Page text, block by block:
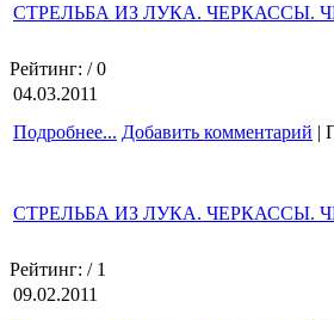
СТРЕЛЬБА ИЗ ЛУКА.
Рейтинг: / 0
04.03.2011
Подробнее... Добавить комментарий |
СТРЕЛЬБА ИЗ ЛУКА.
Рейтинг: / 1
09.02.2011